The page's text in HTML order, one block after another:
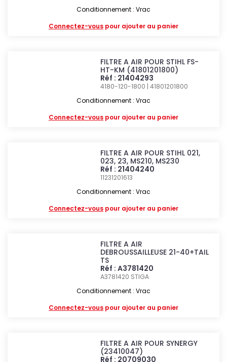
Conditionnement : Vrac
Connectez-vous pour ajouter au panier
FILTRE A AIR POUR STIHL FS-
HT-KM (41801201800)
Réf : 21404293
4180-120-1800 | 41801201800
Conditionnement : Vrac
Connectez-vous pour ajouter au panier
FILTRE A AIR POUR STIHL 021,
023, 23, MS210, MS230
Réf : 21404240
11231201613
Conditionnement : Vrac
Connectez-vous pour ajouter au panier
FILTRE A AIR
DEBROUSSAILLEUSE 21-40+TAIL
TS
Réf : A3781420
A3781420 STIGA
Conditionnement : Vrac
Connectez-vous pour ajouter au panier
FILTRE A AIR POUR SYNERGY
(23410047)
Réf : 20709030